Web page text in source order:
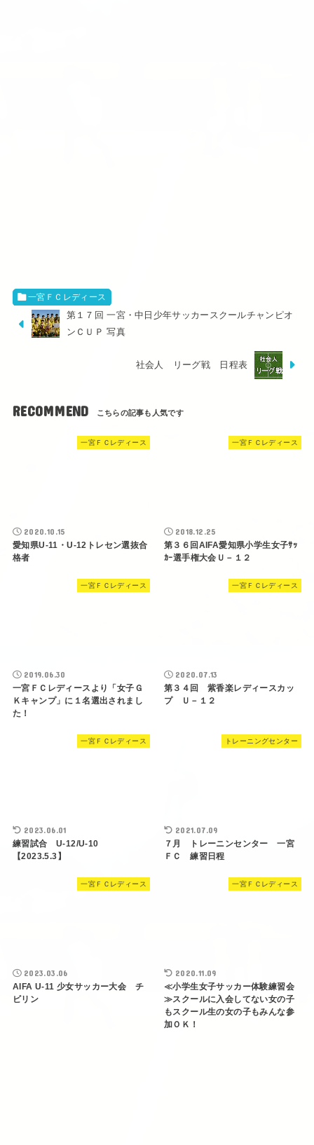
一宮ＦＣレディース
第１７回 一宮・中日少年サッカースクールチャンピオ
ンＣＵＰ 写真
社会人 リーグ戦 日程表
RECOMMEND
一宮ＦＣレディース
2020.10.15
愛知県U-11・U-12トレセン選抜合
格者
一宮ＦＣレディース
2018.12.25
第３６回AIFA愛知県小学生女子ｻｯ
ｶｰ選手権大会Ｕ－１２
一宮ＦＣレディース
2019.06.30
一宮ＦＣレディースより「女子Ｇ
Ｋキャンプ」に１名選出されまし
た！
一宮ＦＣレディース
2020.07.13
第３４回 紫香楽レディースカッ
プ Ｕ－１２
一宮ＦＣレディース
2023.06.01
練習試合 U-12/U-10
【2023.5.3】
トレーニングセンター
2021.07.09
７月 トレーニンセンター 一宮
ＦＣ 練習日程
一宮ＦＣレディース
2023.03.06
AIFA U-11 少女サッカー大会 チ
ビリン
一宮ＦＣレディース
2020.11.09
≪小学生女子サッカー体験練習会
≫スクールに入会してない女の子
もスクール生の女の子もみんな参
加ＯＫ！